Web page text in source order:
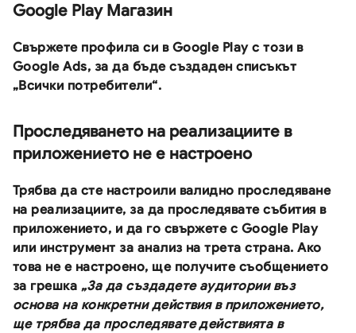
Google Play Магазин
Свържете профила си в Google Play с този в
Google Ads, за да бъде създаден списъкът
„Всички потребители“.
Проследяването на реализациите в
приложението не е настроено
Трябва да сте настроили валидно проследяване
на реализациите, за да проследявате събития в
приложението, и да го свържете с Google Play
или инструмент за анализ на трета страна. Ако
това не е настроено, ще получите съобщението
за грешка „За да създадете аудитории въз
основа на конкретни действия в приложението,
ще трябва да проследявате действията в